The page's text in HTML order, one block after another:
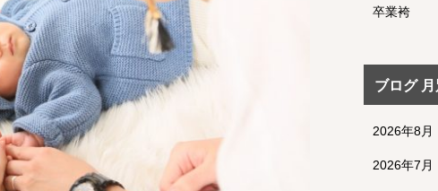
卒業袴
ブログ 月
2026年8月
2026年7月